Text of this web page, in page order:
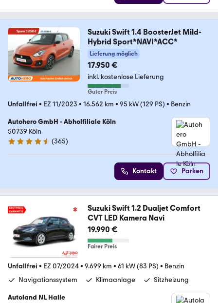
Suzuki Swift 1.4 BoosterJet Mild-
Hybrid Sport*NAVI*ACC*
Lieferung möglich
17.950 €
inkl. kostenlose Lieferung
Guter Preis
Unfallfrei • EZ 11/2023 • 16.562 km • 95 kW (129 PS) • Benzin
Autohero GmbH - Abholfiliale Köln
50739 Köln
4.6 Sterne
(365)
Kontakt Parken
Suzuki Swift 1.2 Dualjet Comfort
CVT LED Kamera Navi
19.990 €
Fairer Preis
Unfallfrei • EZ 07/2024• 9.699 km • 61 kW (83 PS) • Benzin
Navigationssystem
Klimaanlage Sitzheizung
Autoland NL Halle